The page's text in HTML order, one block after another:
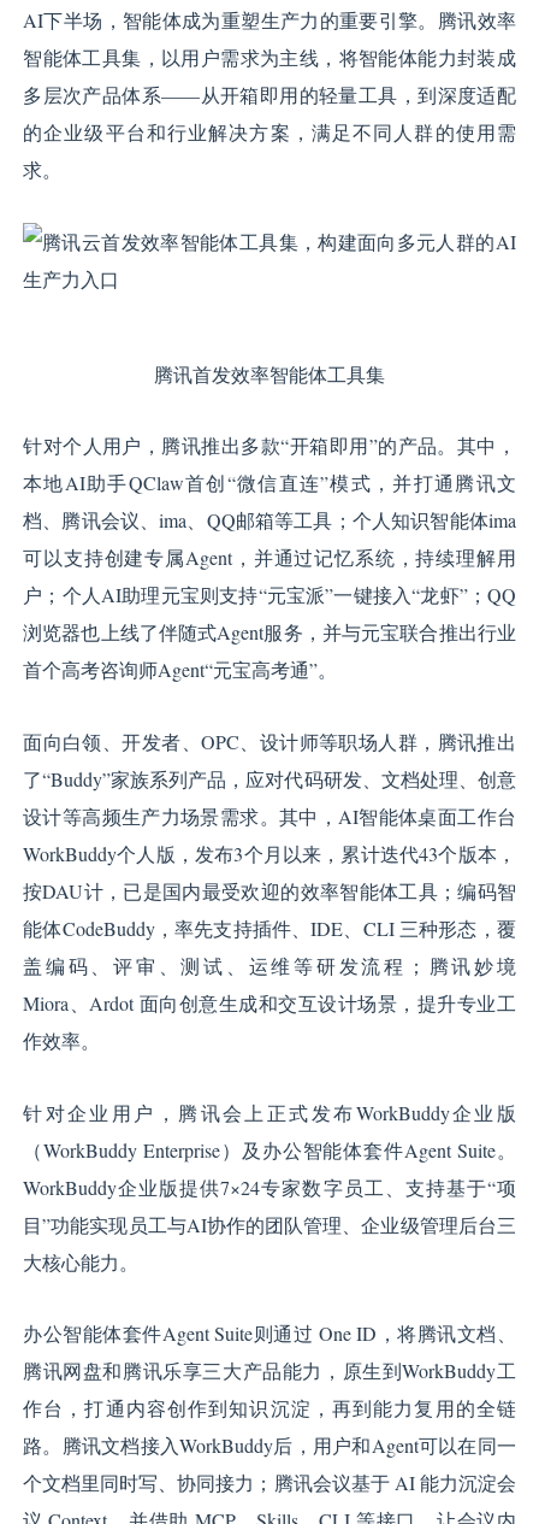
AI下半场，智能体成为重塑生产力的重要引擎。腾讯效率
智能体工具集，以用户需求为主线，将智能体能力封装成
多层次产品体系——从开箱即用的轻量工具，到深度适配
的企业级平台和行业解决方案，满足不同人群的使用需
求。
腾讯首发效率智能体工具集
针对个人用户，腾讯推出多款“开箱即用”的产品。其中，
本地AI助手QClaw首创“微信直连”模式，并打通腾讯文
档、腾讯会议、ima、QQ邮箱等工具；个人知识智能体ima
可以支持创建专属Agent，并通过记忆系统，持续理解用
户；个人AI助理元宝则支持“元宝派”一键接入“龙虾”；QQ
浏览器也上线了伴随式Agent服务，并与元宝联合推出行业
首个高考咨询师Agent“元宝高考通”。
面向白领、开发者、OPC、设计师等职场人群，腾讯推出
了“Buddy”家族系列产品，应对代码研发、文档处理、创意
设计等高频生产力场景需求。其中，AI智能体桌面工作台
WorkBuddy个人版，发布3个月以来，累计迭代43个版本，
按DAU计，已是国内最受欢迎的效率智能体工具；编码智
能体CodeBuddy，率先支持插件、IDE、CLI 三种形态，覆
盖编码、评审、测试、运维等研发流程；腾讯妙境
Miora、Ardot 面向创意生成和交互设计场景，提升专业工
作效率。
针对企业用户，腾讯会上正式发布WorkBuddy企业版
（WorkBuddy Enterprise）及办公智能体套件Agent Suite。
WorkBuddy企业版提供7×24专家数字员工、支持基于“项
目”功能实现员工与AI协作的团队管理、企业级管理后台三
大核心能力。
办公智能体套件Agent Suite则通过 One ID，将腾讯文档、
腾讯网盘和腾讯乐享三大产品能力，原生到WorkBuddy工
作台，打通内容创作到知识沉淀，再到能力复用的全链
路。腾讯文档接入WorkBuddy后，用户和Agent可以在同一
个文档里同时写、协同接力；腾讯会议基于 AI 能力沉淀会